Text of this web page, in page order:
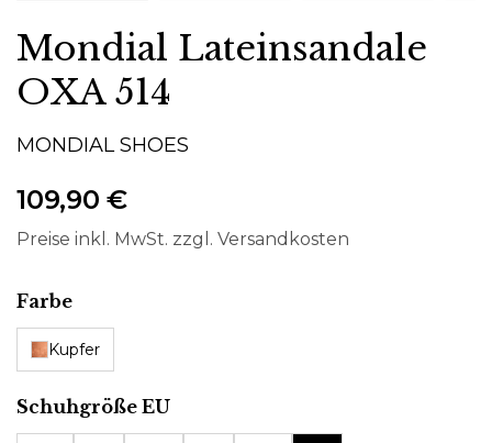
Mondial Lateinsandale
OXA 514
MONDIAL SHOES
109,90 €
Preise inkl. MwSt. zzgl. Versandkosten
Farbeauswählen
Kupfer
Schuhgröße EUauswählen